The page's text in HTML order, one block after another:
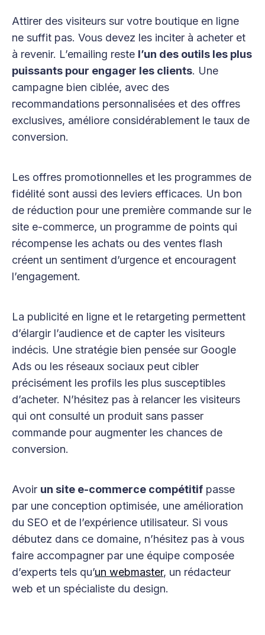
Attirer des visiteurs sur votre boutique en ligne
ne suffit pas. Vous devez les inciter à acheter et
à revenir. L’emailing reste l’un des outils les plus
puissants pour engager les clients. Une
campagne bien ciblée, avec des
recommandations personnalisées et des offres
exclusives, améliore considérablement le taux de
conversion.
Les offres promotionnelles et les programmes de
fidélité sont aussi des leviers efficaces. Un bon
de réduction pour une première commande sur le
site e-commerce, un programme de points qui
récompense les achats ou des ventes flash
créent un sentiment d’urgence et encouragent
l’engagement.
La publicité en ligne et le retargeting permettent
d’élargir l’audience et de capter les visiteurs
indécis. Une stratégie bien pensée sur Google
Ads ou les réseaux sociaux peut cibler
précisément les profils les plus susceptibles
d’acheter. N’hésitez pas à relancer les visiteurs
qui ont consulté un produit sans passer
commande pour augmenter les chances de
conversion.
Avoir un site e-commerce compétitif passe
par une conception optimisée, une amélioration
du SEO et de l’expérience utilisateur. Si vous
débutez dans ce domaine, n’hésitez pas à vous
faire accompagner par une équipe composée
d’experts tels qu’un webmaster, un rédacteur
web et un spécialiste du design.